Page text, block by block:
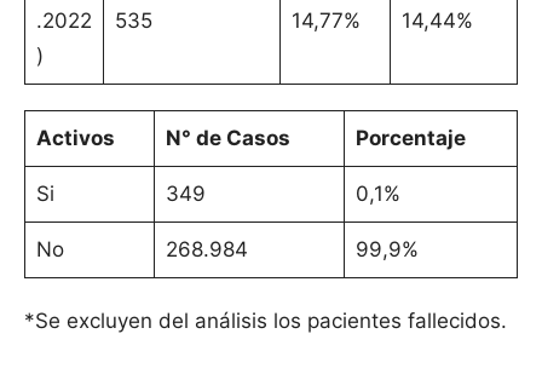
.2022
)
535 14,77% 14,44%
Activos N° de Casos Porcentaje
Si 349 0,1%
No 268.984 99,9%
*Se excluyen del análisis los pacientes fallecidos.